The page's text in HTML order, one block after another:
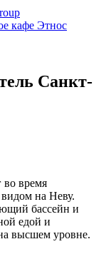
кафе Этнос
Санкт-
во время
на Неву.
бассейн и
едой и
высшем уровне.